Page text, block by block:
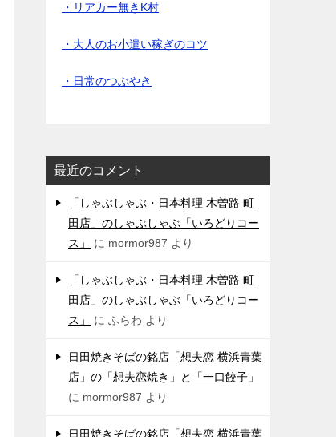
・リアカー無きK村
・大人のお小遣い稼ぎのコツ
・日常のつぶやき
最近のコメント
「しゃぶしゃぶ・日本料理 木曽路 町
田店」のしゃぶしゃぶ「いろどりコー
ス」
に mormor987 より
「しゃぶしゃぶ・日本料理 木曽路 町
田店」のしゃぶしゃぶ「いろどりコー
ス」
に ふらわ より
日田焼きそばの銘店「想夫恋 横浜青葉
店」の「想夫恋焼き」と「一口餃子」
に mormor987 より
日田焼きそばの銘店「想夫恋 横浜青葉